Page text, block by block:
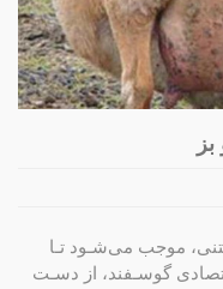
موجب می‌شـود تـا
گوسـفند، از دسـت